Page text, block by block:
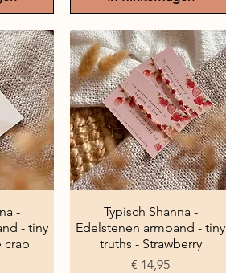
-
- tiny
crab
Snel overzicht
Typisch Shanna -
Edelstenen armband - tiny
truths - Strawberry
Prijs
€ 14,95